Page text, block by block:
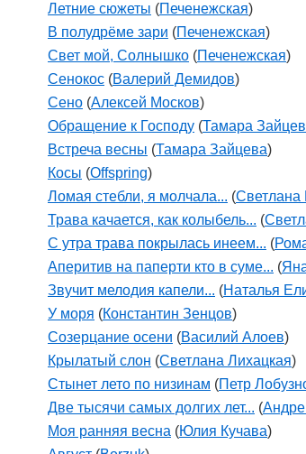
Летние сюжеты (Печенежская)
В полудрёме зари (Печенежская)
Свет мой, Солнышко (Печенежская)
Сенокос (Валерий Демидов)
Сено (Алексей Москов)
Обращение к Господу (Тамара
Встреча весны (Тамара Зайцева)
Косы (Offspring)
Ломая стебли, я молчала... (Светлана
Трава качается, как колыбель... (
С утра трава покрылась инеем... (
Аперитив на паперти кто в суме... (
Звучит мелодия капели... (Наталья
У моря (Константин Зенцов)
Созерцание осени (Василий Алоев)
Крылатый слон (Светлана Лихацкая)
Стынет лето по низинам (Петр
Две тысячи самых долгих лет... (
Моя ранняя весна (Юлия Кучава)